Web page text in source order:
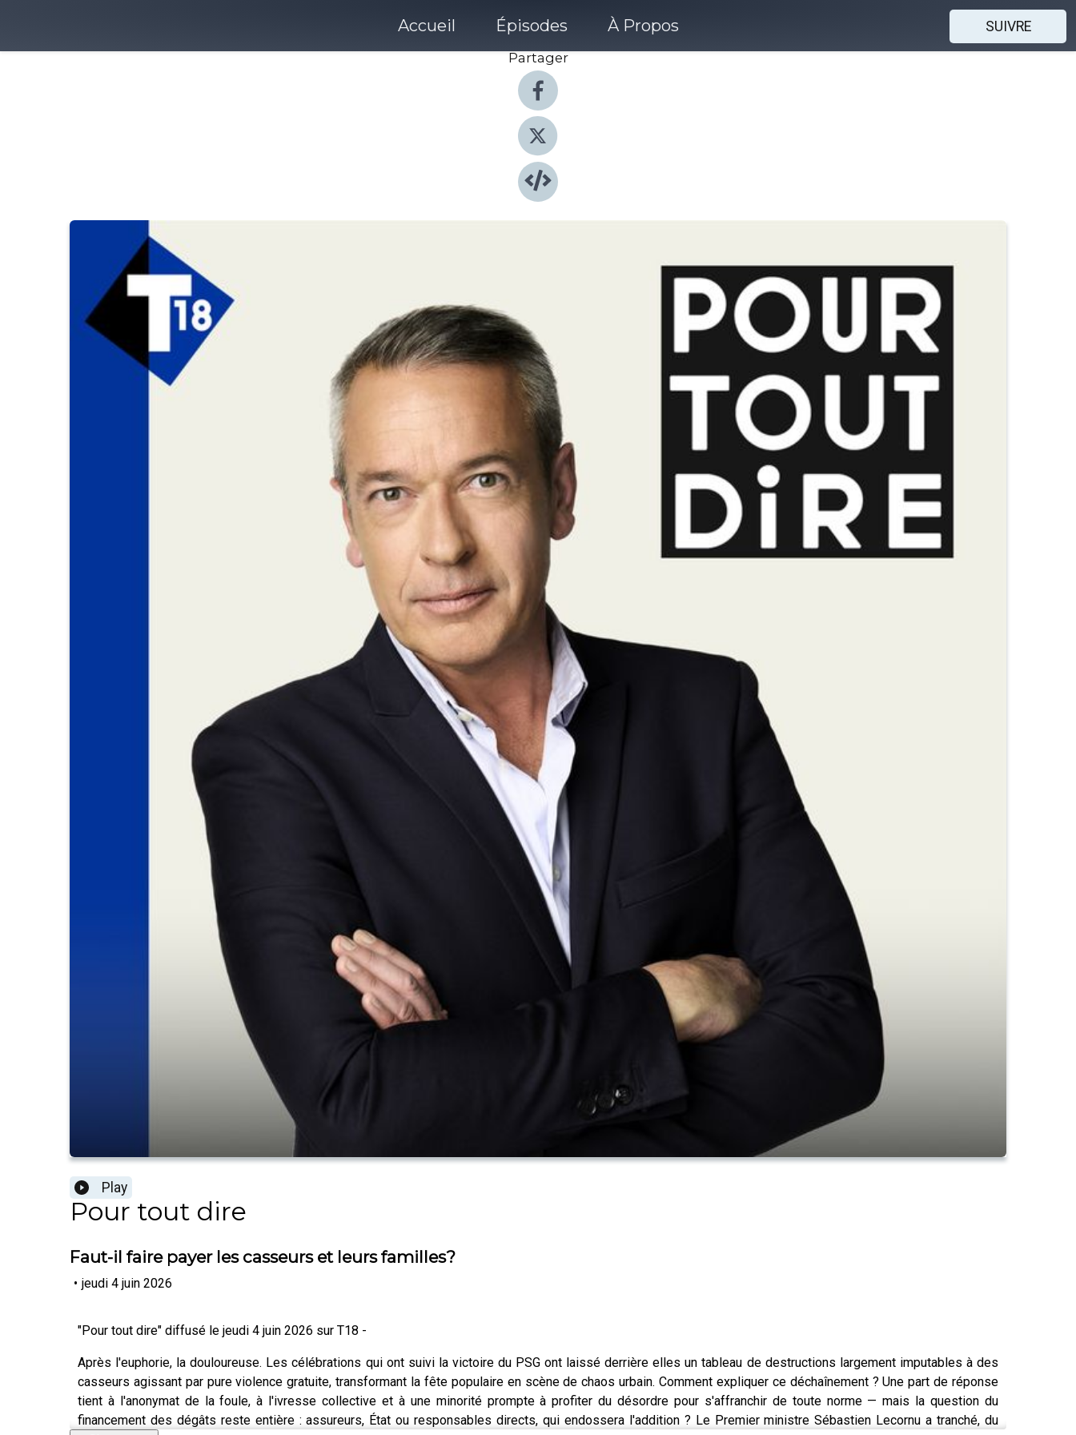
Accueil Épisodes À Propos
SUIVRE
Partager
Play
Pour tout dire
Faut-il faire payer les casseurs et leurs familles?
• jeudi 4 juin 2026
"Pour tout dire" diffusé le jeudi 4 juin 2026 sur T18 -
Après l'euphorie, la douloureuse. Les célébrations qui ont suivi la victoire du PSG ont laissé derrière elles un tableau de destructions largement imputables à des
casseurs agissant par pure violence gratuite, transformant la fête populaire en scène de chaos urbain. Comment expliquer ce déchaînement ? Une part de réponse
tient à l'anonymat de la foule, à l'ivresse collective et à une minorité prompte à profiter du désordre pour s'affranchir de toute norme — mais la question du
financement des dégâts reste entière : assureurs, État ou responsables directs, qui endossera l'addition ? Le Premier ministre Sébastien Lecornu a tranché, du